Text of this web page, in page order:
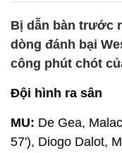
Bị dẫn bàn trước
dòng đánh bại
công phút chót
Đội hình ra sân
MU: De Gea,
57'), Diogo Dalot,